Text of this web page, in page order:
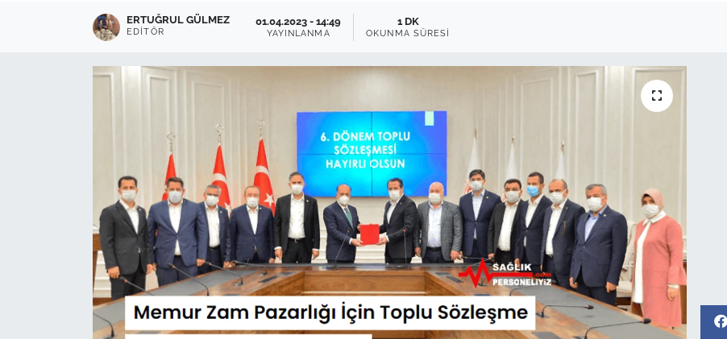
ERTUĞRUL GÜLMEZ
EDITÖR
01.04.2023 - 14:49
YAYINLANMA
1 DK
OKUNMA SÜRESI
Haber Arşivi